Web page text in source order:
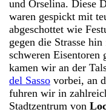
und Orselina. Diese
waren gespickt mit
abgeschottet wie
gegen die Strasse
schweren Eisentoren
kamen wir an der
del Sasso vorbei, an
fuhren wir in
Stadtzentrum von